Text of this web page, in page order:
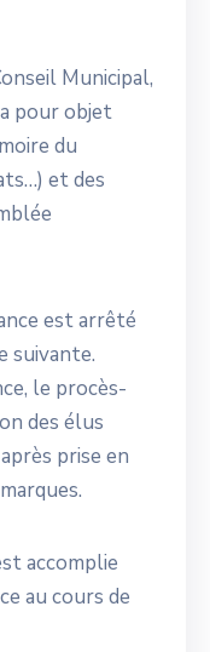
Municipal,
pour objet
du
et des
est arrêté
suivante.
le procès-
des élus
prise en
accomplie
au cours de